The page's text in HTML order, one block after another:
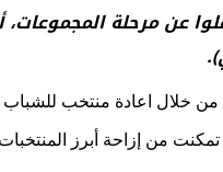
عن مرحلة
اعادة منتخب للشباب
من إزاحة أبرز